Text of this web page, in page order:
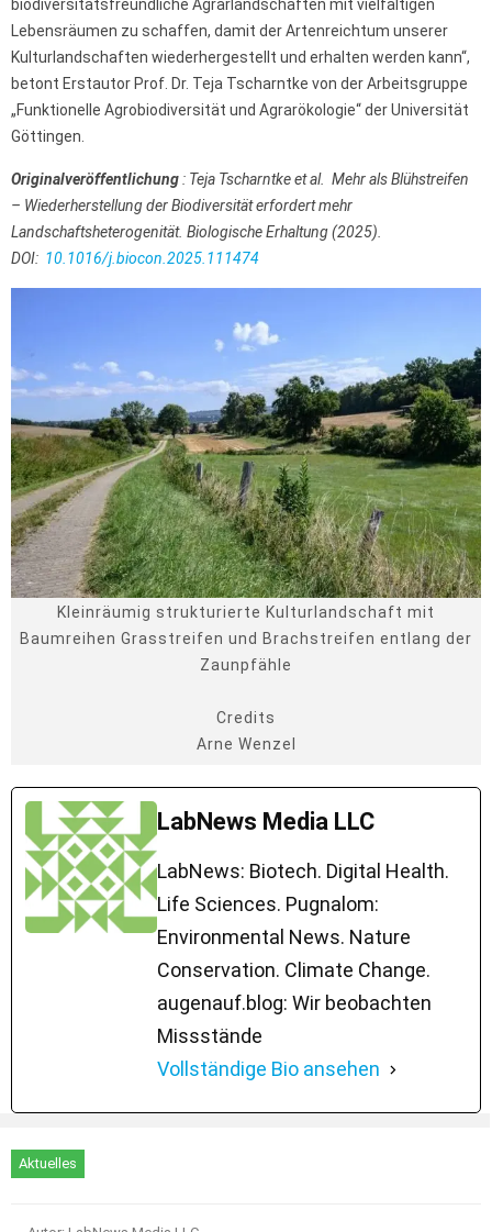
biodiversitätsfreundliche Agrarlandschaften mit vielfältigen
Lebensräumen zu schaffen, damit der Artenreichtum unserer
Kulturlandschaften wiederhergestellt und erhalten werden kann“,
betont Erstautor Prof. Dr. Teja Tscharntke von der Arbeitsgruppe
„Funktionelle Agrobiodiversität und Agrarökologie“ der Universität
Göttingen.
Originalveröffentlichung : Teja Tscharntke et al. Mehr als Blühstreifen
– Wiederherstellung der Biodiversität erfordert mehr
Landschaftsheterogenität. Biologische Erhaltung (2025).
DOI: 10.1016/j.biocon.2025.111474
Kleinräumig strukturierte Kulturlandschaft mit
Baumreihen Grasstreifen und Brachstreifen entlang der
Zaunpfähle
Credits
Arne Wenzel
LabNews Media LLC
LabNews: Biotech. Digital Health.
Life Sciences. Pugnalom:
Environmental News. Nature
Conservation. Climate Change.
augenauf.blog: Wir beobachten
Missstände
Vollständige Bio ansehen
Aktuelles